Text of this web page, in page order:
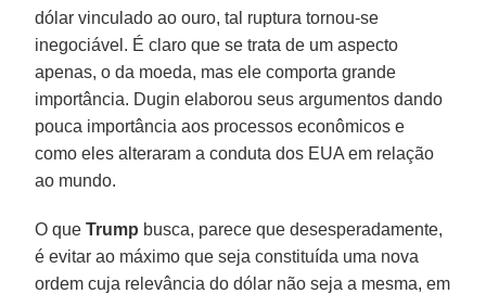
dólar vinculado ao ouro, tal ruptura tornou-se
inegociável. É claro que se trata de um aspecto
apenas, o da moeda, mas ele comporta grande
importância. Dugin elaborou seus argumentos dando
pouca importância aos processos econômicos e
como eles alteraram a conduta dos EUA em relação
ao mundo.
O queTrump busca, parece que desesperadamente,
é evitar ao máximo que seja constituída uma nova
ordem cuja relevância do dólar não seja a mesma, em